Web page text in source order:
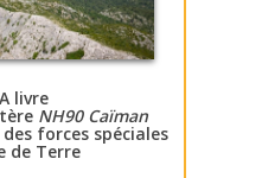
livre
NH90 Caïman
forces spéciales
de Terre